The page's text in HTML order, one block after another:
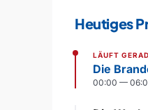
Heutiges
LÄUFT
Die
00:00 —